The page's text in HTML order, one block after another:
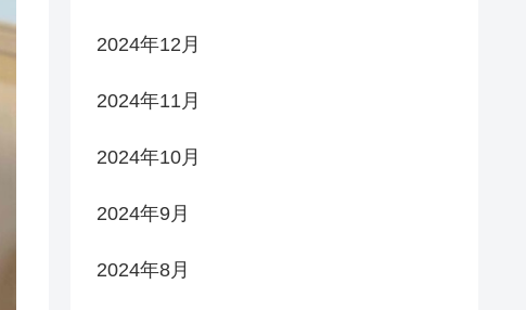
2024年12月
2024年11月
2024年10月
2024年9月
2024年8月